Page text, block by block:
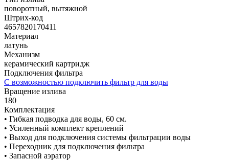
поворотный, вытяжной
Штрих-код
4657820170411
Материал
латунь
Механизм
керамический картридж
Подключения фильтра
С возможностью подключить фильтр для воды
Вращение излива
180
Комплектация
• Гибкая подводка для воды, 60 см.
• Усиленный комплект креплений
• Выход для подключения системы фильтрации воды
• Переходник для подключения фильтра
• Запасной аэратор